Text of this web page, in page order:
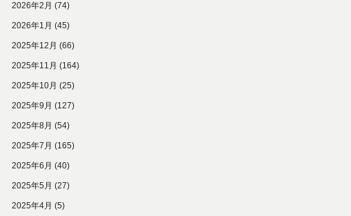
2026年2月 (74)
2026年1月 (45)
2025年12月 (66)
2025年11月 (164)
2025年10月 (25)
2025年9月 (127)
2025年8月 (54)
2025年7月 (165)
2025年6月 (40)
2025年5月 (27)
2025年4月 (5)